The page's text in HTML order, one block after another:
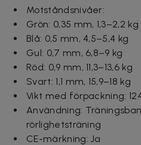
Motståndsnivåer:
Grön: 0,35 mm, 1,3–2,2 kg
Blå: 0,5 mm, 4,5–5,4 kg
Gul: 0,7 mm, 6,8–9 kg
Röd: 0,9 mm, 11,3–13,6 kg
Svart: 1,1 mm, 15,9–18 kg
Vikt med förpackning:
Användning:
rörlighetsträning
CE-märkning: Ja